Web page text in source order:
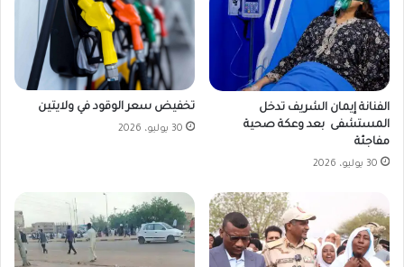
الفنانة إيمان الشريف تدخل
المستشفى بعد وعكة صحية
مفاجئة
30 يوليو، 2026
تخفيض سعر الوقود في ولايتين
30 يوليو، 2026